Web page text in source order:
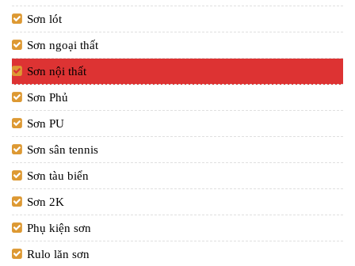
Sơn lót
Sơn ngoại thất
Sơn nội thất
Sơn Phủ
Sơn PU
Sơn sân tennis
Sơn tàu biển
Sơn 2K
Phụ kiện sơn
Rulo lăn sơn